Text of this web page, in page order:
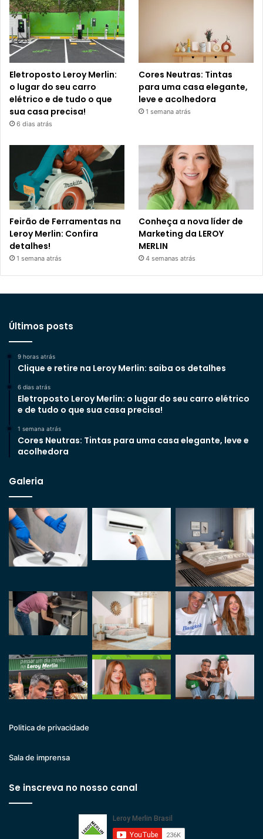
Eletroposto Leroy Merlin:
o lugar do seu carro
elétrico e de tudo o que
sua casa precisa!
6 dias atrás
Cores Neutras: Tintas
para uma casa elegante,
leve e acolhedora
1 semana atrás
Feirão de Ferramentas na
Leroy Merlin: Confira
detalhes!
1 semana atrás
Conheça a nova líder de
Marketing da LEROY
MERLIN
4 semanas atrás
Últimos posts
9 horas atrás
Clique e retire na Leroy Merlin: saiba os detalhes
6 dias atrás
Eletroposto Leroy Merlin: o lugar do seu carro elétrico
e de tudo o que sua casa precisa!
1 semana atrás
Cores Neutras: Tintas para uma casa elegante, leve e
acolhedora
Galeria
Politica de privacidade
Sala de imprensa
Se inscreva no nosso canal